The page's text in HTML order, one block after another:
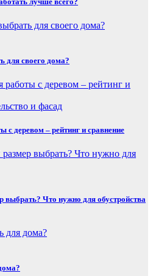
для своего дома?
и фасад
деревом – рейтинг и сравнение
Что нужно для обустройства